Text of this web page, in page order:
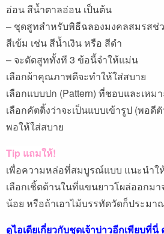
อ่อน สีน้ำตาลอ่อน เป็นต้น
– ชุดสูทสำหรับพิธีฉลองมงคลสมรสช่
สีเข้ม เช่น สีน้ำเงิน หรือ สีดำ
– จะตัดสูททั้งที 3 ข้อนี้จำให้แม่น
เลือกผ้าคุณภาพดีจะทำให้ใส่สบาย
เลือกแบบปก (Pattern) ที่ชอบและเหม
เลือกคัตติ้งว่าจะเป็นแบบเข้ารูป (พอ
พอให้ใส่สบาย
Tip แถมให้!
เพื่อความหล่อที่สมบูรณ์แบบ แนะนำใ
เลือกเชิ้ตด้านในที่แขนยาวโผล่ออกมา
น้อย หรือถ้าเอาไม้บรรทัดวัดก็ประม
ดูไอเดียเกี่ยวกับชุดเจ้าบ่าวอีกเพียบที่นี่